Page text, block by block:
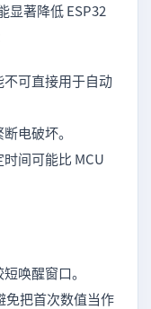
显著降低 ESP32
可直接用于自动
电破坏。
间可能比 MCU
唤醒窗口。
免把首次数值当作